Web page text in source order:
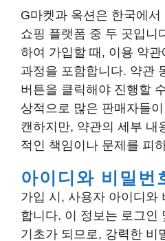
G마켓과 옥션은 한국에
쇼핑 플랫폼 중 두 곳입니
하여 가입할 때, 이용 약
과정을 포함합니다. 약관
버튼을 클릭해야 진행할
상적으로 많은 판매자들
캔하지만, 약관의 세부 내
적인 책임이나 문제를 피
아이디와 비밀번
가입 시, 사용자 아이디와
합니다. 이 정보는 로그인
기초가 되므로, 강력한 비